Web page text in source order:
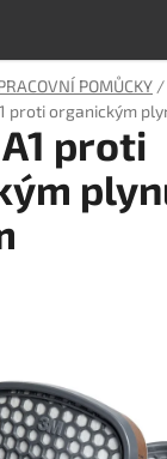
POMŮCKY /
proti organickým
proti